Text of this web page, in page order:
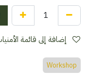
Workshop